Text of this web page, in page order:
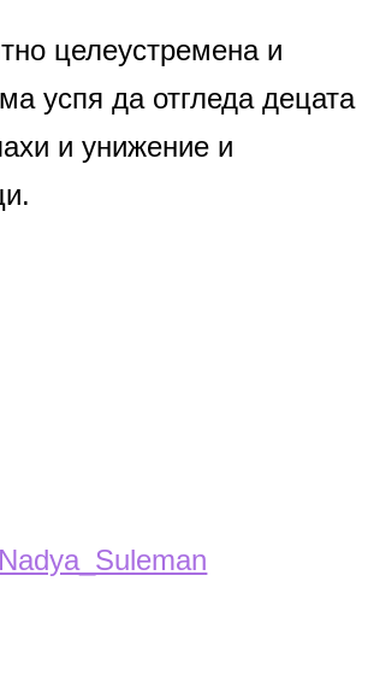
целеустремена и
успя да отгледа децата
и унижение и